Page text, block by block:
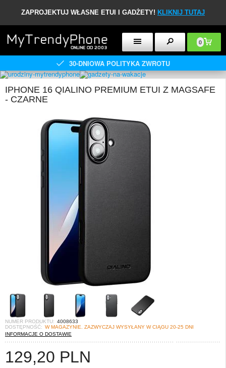
ZAPROJEKTUJ WŁASNE ETUI I GADŻETY! KLIKNIJ TUTAJ
0
30-DNIOWA POLITYKA ZWROTU
IPHONE 16 QIALINO PREMIUM ETUI Z MAGSAFE
- CZARNE
NUMER PRODUKTU: 4008633
DOSTĘPNOŚĆ: W MAGAZYNIE. ZAZWYCZAJ WYSYŁANY W CIĄGU 20-25 DNI
INFORMACJE O DOSTAWIE
129,20 PLN